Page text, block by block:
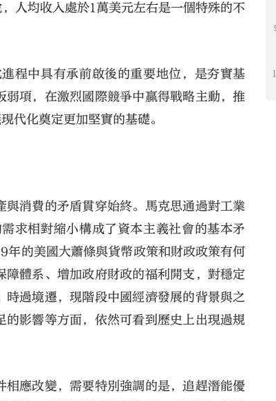
人均收入處於1萬美元左右是一個特殊的不
程中具有承前啟後的重要地位，是夯實基
項，在激烈國際競爭中贏得戰略主動，推
代化奠定更加堅實的基礎。
消費的矛盾貫穿始終。馬克思通過對工業
求相對縮小構成了資本主義社會的基本矛
的美國大蕭條與貨幣政策和財政政策有何
體系、增加政府財政的福利開支，對穩定
過境遷，現階段中國經濟發展的背景與之
影響等方面，依然可看到歷史上出現過規
應改變，需要特別強調的是，追趕潛能優